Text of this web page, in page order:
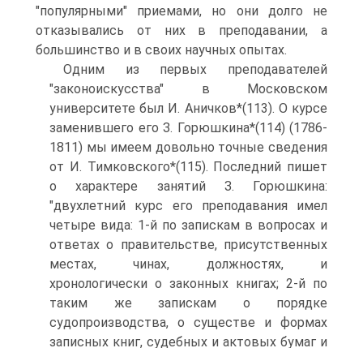
"популярными" приемами, но они долго не
отказывались от них в преподавании, а
большинство и в своих научных опытах.
Одним из первых преподавателей
"законоискусства" в Московском
университете был И. Аничков*(113). О курсе
заменившего его З. Горюшкина*(114) (1786-
1811) мы имеем довольно точные сведения
от И. Тимковского*(115). Последний пишет
о характере занятий З. Горюшкина:
"двухлетний курс его преподавания имел
четыре вида: 1-й по запискам в вопросах и
ответах о правительстве, присутственных
местах, чинах, должностях, и
хронологически о законных книгах; 2-й по
таким же запискам о порядке
судопроизводства, о существе и формах
записных книг, судебных и актовых бумаг и